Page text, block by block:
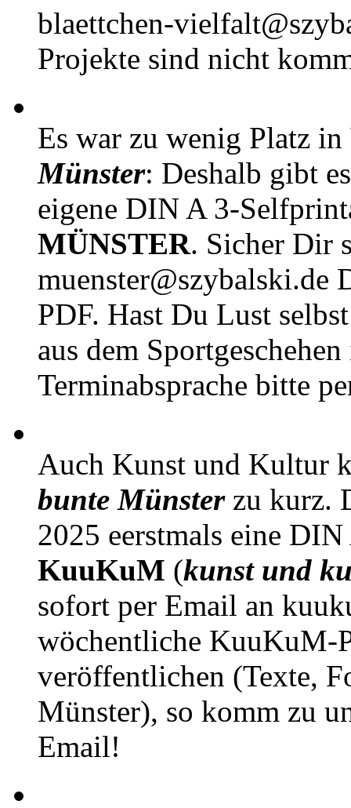
blaettchen-
Projekte sind nicht
Es war zu wenig Platz in
Münster: Deshalb gibt
eigene DIN A 3-
MÜNSTER. Sicher Dir
muenster@szybalski.de
PDF. Hast Du Lust
aus dem
Terminabsprache bitte
Auch Kunst und Kultur
bunte Münsterzu kurz.
2025 eerstmals eine
KuuKuM (kunst und
sofort per Email an
wöchentliche KuuKuM-
veröffentlichen (Texte,
Münster), so komm zu
Email!